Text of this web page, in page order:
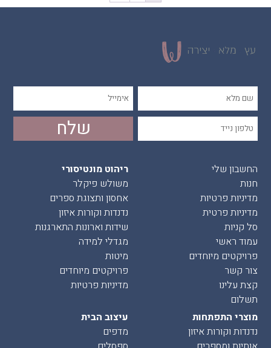
החשבון שלי
חנות
מדיניות פרטיות
מדיניות פרטית
סל קניות
עמוד ראשי
פרויקטים מיוחדים
צור קשר
קצת עלינו
תשלום
ריהוט מונטיסורי
משולש פיקלר
אחסון ותצוגת ספרים
נדנדות וקורות איזון
שידות וארונות התארגנות
מגדלי למידה
מיטות
פרויקטים מיוחדים
מדיניות פרטיות
מוצרי התפתחות
נדנדות וקורות איזון
עיצוב הבית
מדפים